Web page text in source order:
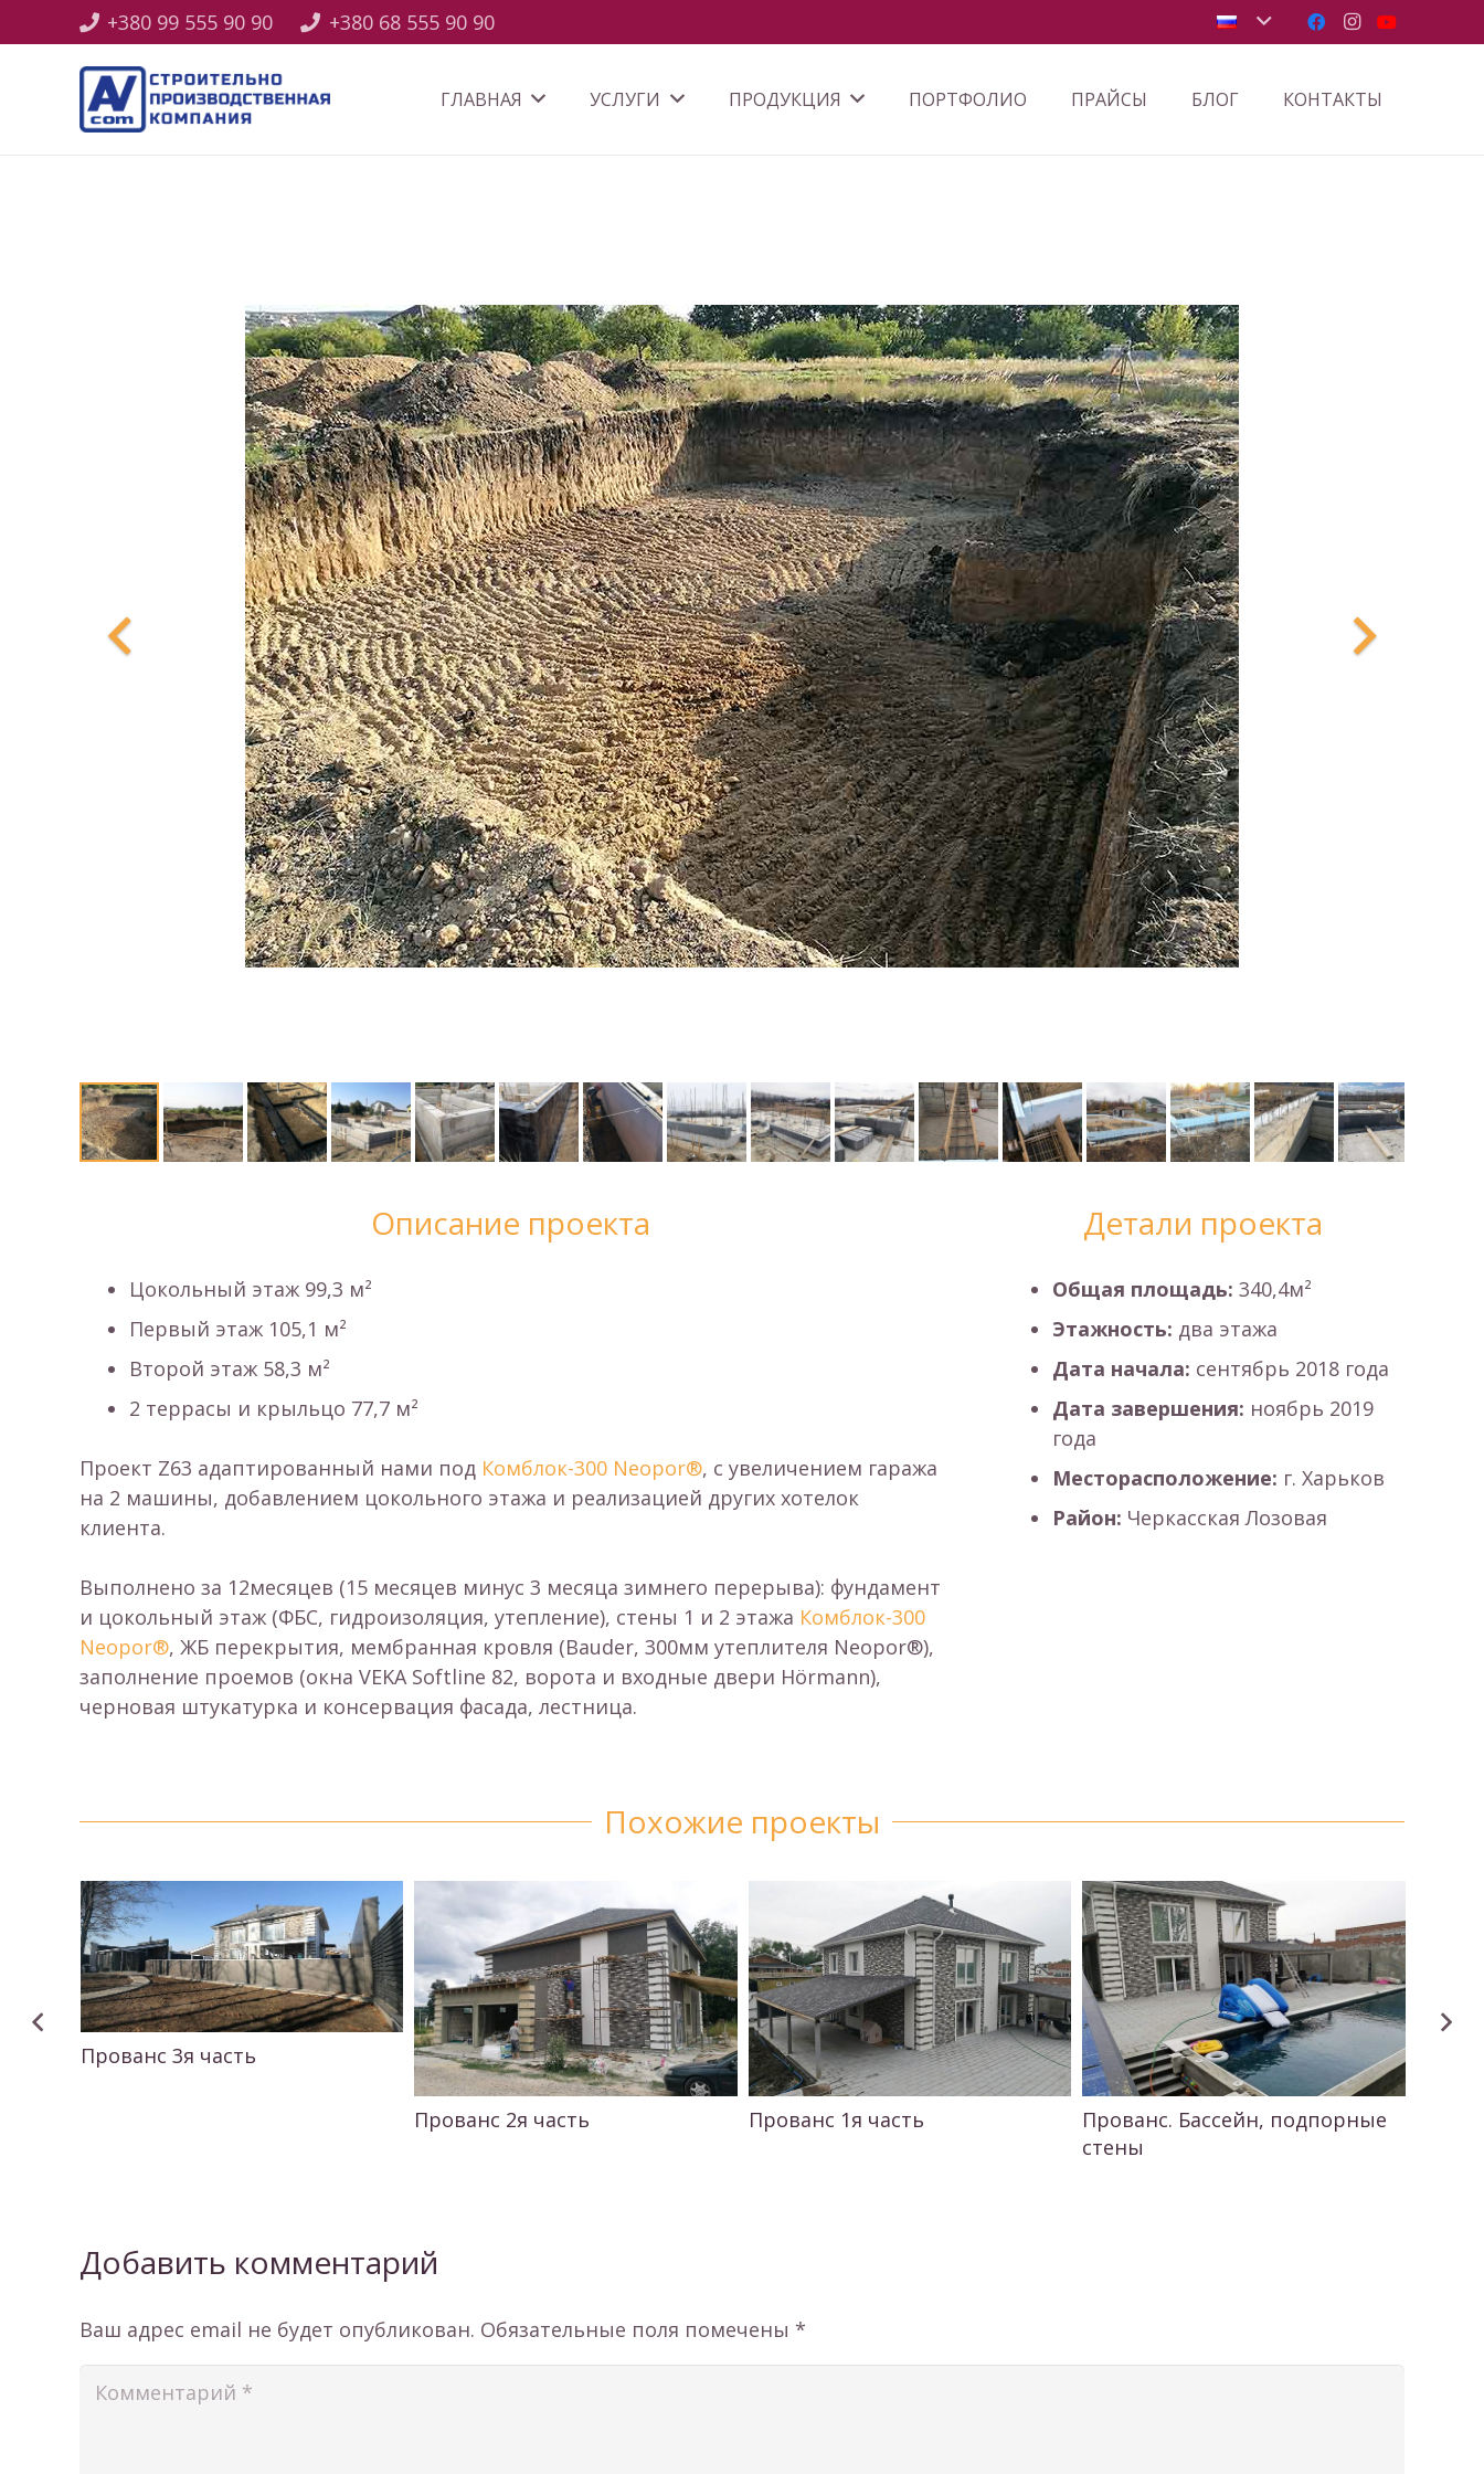
+380 99 555 90 90 +380 68 555 90 90
ГЛАВНАЯ УСЛУГИ ПРОДУКЦИЯ ПОРТФОЛИО ПРАЙСЫ БЛОГ КОНТАКТЫ
Описание проекта
Цокольный этаж 99,3 м²
Первый этаж 105,1 м²
Второй этаж 58,3 м²
2 террасы и крыльцо 77,7 м²
Проект Z63 адаптированный нами под Комблок-300 Neopor®, с увеличением гаража
на 2 машины, добавлением цокольного этажа и реализацией других хотелок
клиента.
Выполнено за 12месяцев (15 месяцев минус 3 месяца зимнего перерыва): фундамент
и цокольный этаж (ФБС, гидроизоляция, утепление), стены 1 и 2 этажа Комблок-300
Neopor®, ЖБ перекрытия, мембранная кровля (Bauder, 300мм утеплителя Neopor®),
заполнение проемов (окна VEKA Softline 82, ворота и входные двери Hörmann),
черновая штукатурка и консервация фасада, лестница.
Детали проекта
Общая площадь: 340,4м²
Этажность: два этажа
Дата начала: сентябрь 2018 года
Дата завершения: ноябрь 2019
года
Месторасположение: г. Харьков
Район: Черкасская Лозовая
Похожие проекты
Прованс 3я часть
Прованс 2я часть Прованс 1я часть
Прованс. Бассейн, подпорные
стены
Добавить комментарий
Ваш адрес email не будет опубликован. Обязательные поля помечены *